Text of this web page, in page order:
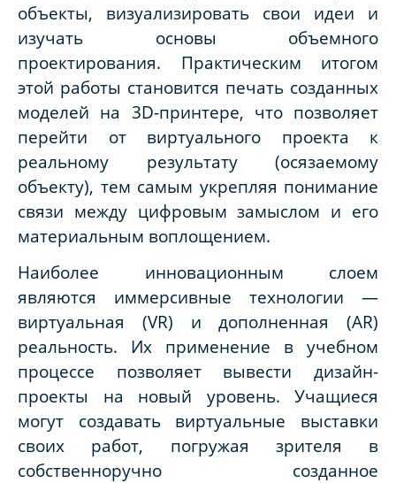
объекты, визуализировать свои идеи и
изучать основы объемного
проектирования. Практическим итогом
этой работы становится печать созданных
моделей на 3D-принтере, что позволяет
перейти от виртуального проекта к
реальному результату (осязаемому
объекту), тем самым укрепляя понимание
связи между цифровым замыслом и его
материальным воплощением.
Наиболее инновационным слоем
являются иммерсивные технологии —
виртуальная (VR) и дополненная (AR)
реальность. Их применение в учебном
процессе позволяет вывести дизайн-
проекты на новый уровень. Учащиеся
могут создавать виртуальные выставки
своих работ, погружая зрителя в
собственноручно созданное